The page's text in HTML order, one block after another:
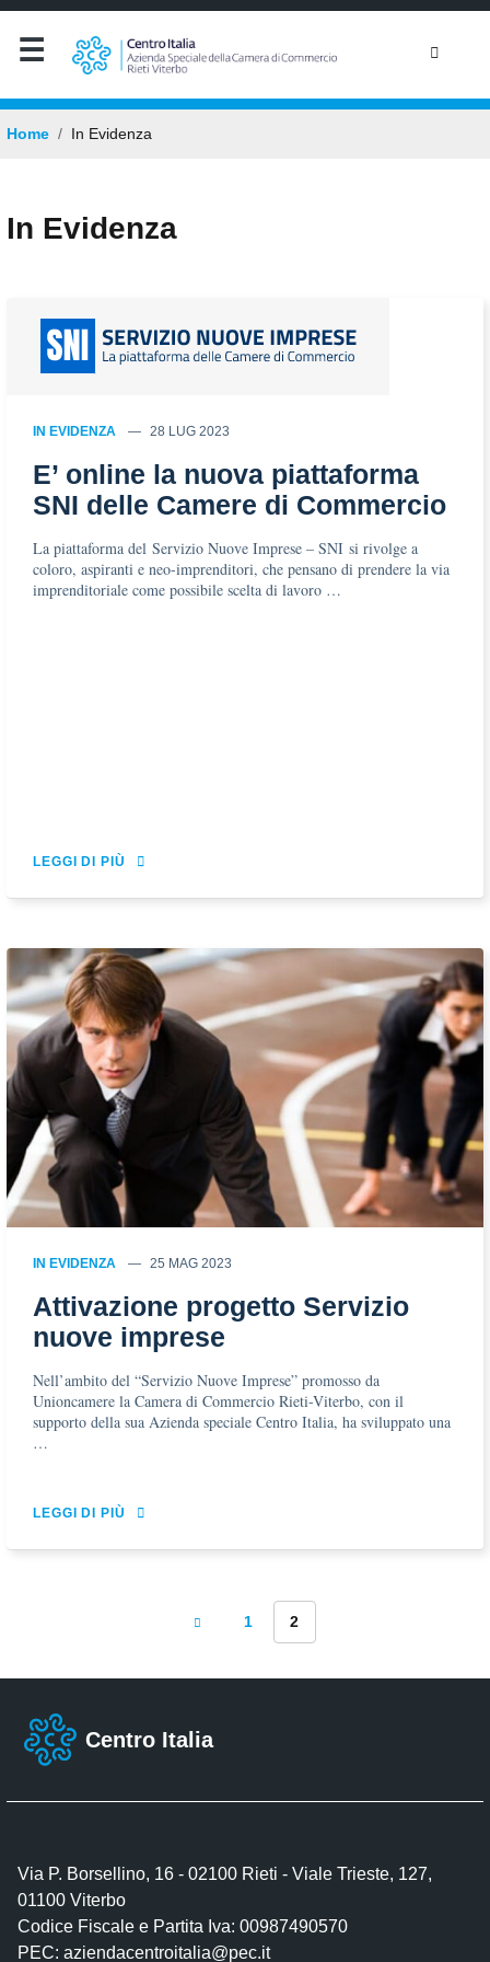
Home In Evidenza
In Evidenza
IN EVIDENZA 28 LUG 2023
E’ online la nuova piattaforma
SNI delle Camere di Commercio
La piattaforma del Servizio Nuove Imprese – SNI si rivolge a
coloro, aspiranti e neo-imprenditori, che pensano di prendere la via
imprenditoriale come possibile scelta di lavoro …
LEGGI DI PIÙ
IN EVIDENZA 25 MAG 2023
Attivazione progetto Servizio
nuove imprese
Nell’ambito del “Servizio Nuove Imprese” promosso da
Unioncamere la Camera di Commercio Rieti-Viterbo, con il
supporto della sua Azienda speciale Centro Italia, ha sviluppato una
…
LEGGI DI PIÙ
1 2
Centro Italia
Via P. Borsellino, 16 - 02100 Rieti - Viale Trieste, 127,
01100 Viterbo
Codice Fiscale e Partita Iva: 00987490570
PEC: aziendacentroitalia@pec.it